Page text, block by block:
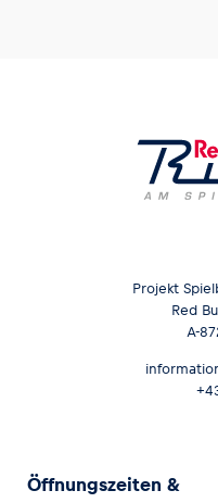
Projekt
Red
A-
Öffnungszeiten &